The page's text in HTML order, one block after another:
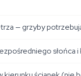
— grzyby
słońca